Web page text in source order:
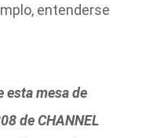
entenderse
esta mesa de
de CHANNEL